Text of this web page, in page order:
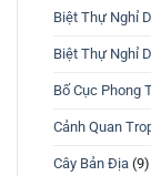
Biệt Thự Nghỉ
Biệt Thự Nghỉ
Bố Cục Phong
Cảnh Quan
Cây Bản Địa (9)